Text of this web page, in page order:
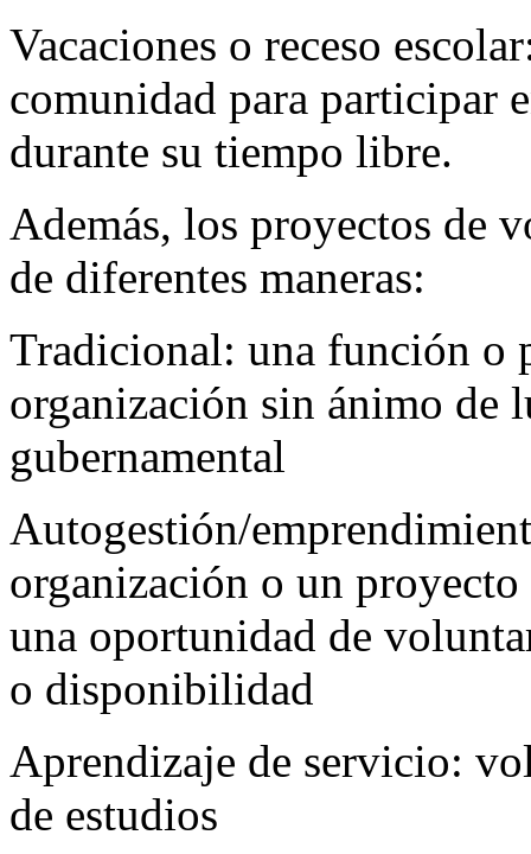
Vacaciones o receso
comunidad para participar
durante su tiempo libre.
Además, los proyectos de
de diferentes maneras:
Tradicional: una función o
organización sin ánimo de
gubernamental
Autogestión/
organización o un proyecto
una oportunidad de
o disponibilidad
Aprendizaje de servicio:
de estudios